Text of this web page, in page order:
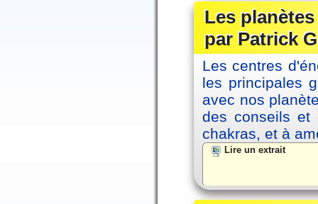
Les
par Patrick
Les centres
les principales
avec nos
des conseils et
chakras, et à
Lire un extrait